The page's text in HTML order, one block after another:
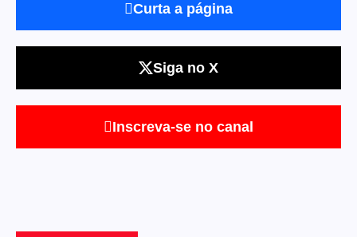
Curta a página
Siga no X
Inscreva-se no canal